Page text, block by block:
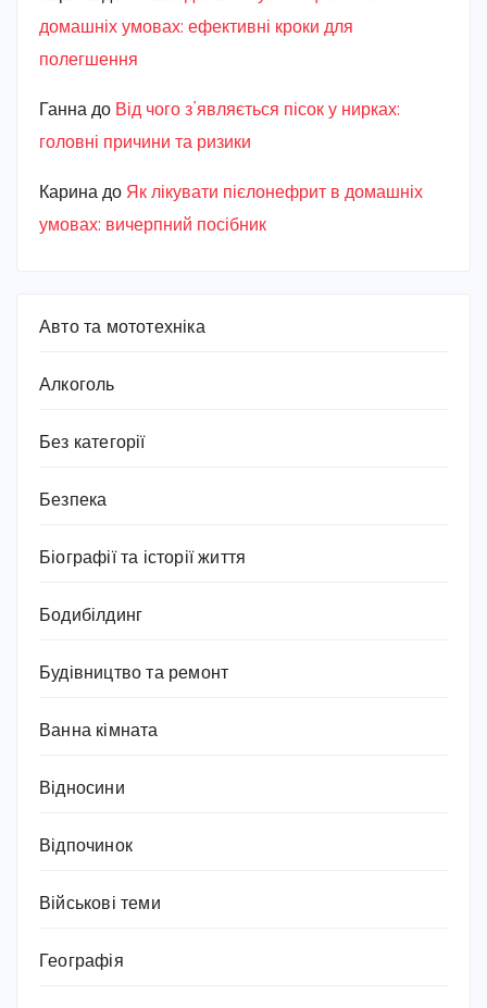
домашніх умовах: ефективні кроки для
полегшення
Ганна до Від чого з’являється пісок у нирках:
головні причини та ризики
Карина до Як лікувати пієлонефрит в домашніх
умовах: вичерпний посібник
Авто та мототехніка
Алкоголь
Без категорії
Безпека
Біографії та історії життя
Бодибілдинг
Будівництво та ремонт
Ванна кімната
Відносини
Відпочинок
Військові теми
Географія